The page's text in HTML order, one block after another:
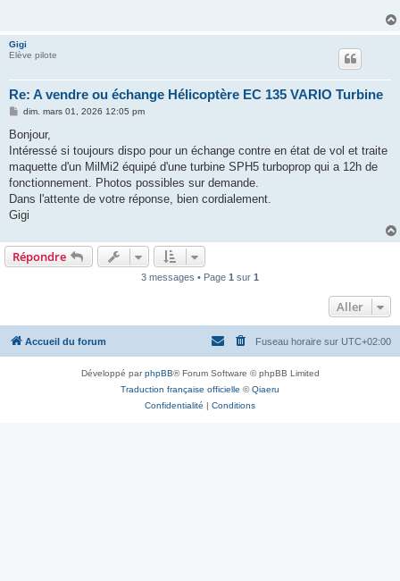
Gigi
Elève pilote
Re: A vendre ou échange Hélicoptère EC 135 VARIO Turbine
M
s
a
g
dim. mars 01, 2026 12:05 pm
Bonjour,
Intéressé si toujours dispo pour un échange contre en état de vol et traite
maquette d'un MilMi2 équipé d'une turbine SPH5 turboprop qui a 12h de
fonctionnement. Photos possibles sur demande.
Dans l'attente de votre réponse, bien cordialement.
Gigi
Répondre
3 messages • Page 1 sur 1
Aller
Accueil du forum Fuseau horaire sur UTC+02:00
Développé parphpBB® Forum Software © phpBB Limited
Traduction française officielle ©Qiaeru
Confidentialité | Conditions